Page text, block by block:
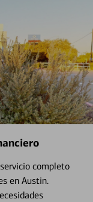
completo
en Austin.